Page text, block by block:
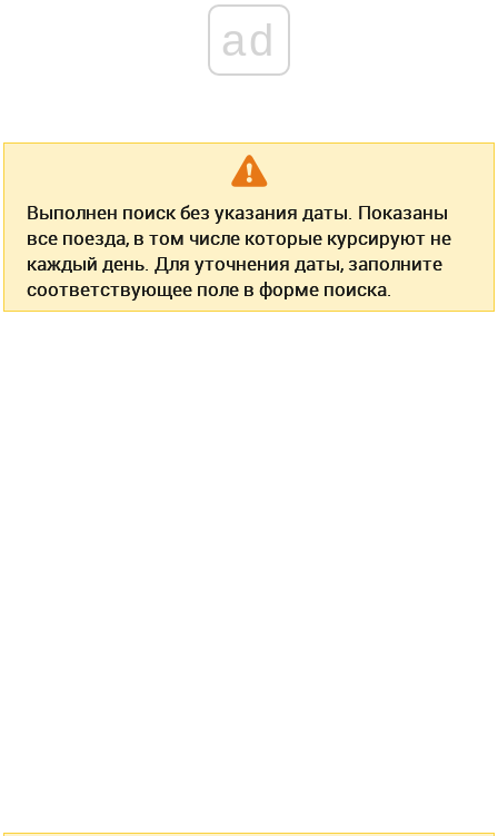
ad
Выполнен поиск без указания даты. Показаны
все поезда, в том числе которые курсируют не
каждый день. Для уточнения даты, заполните
соответствующее поле в форме поиска.